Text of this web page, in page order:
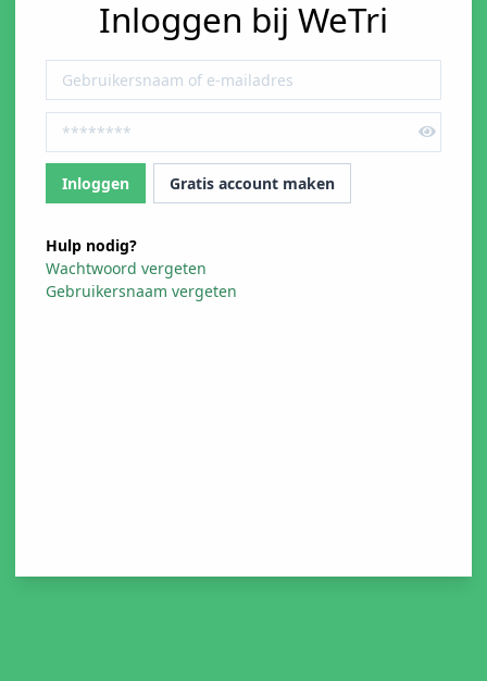
Inloggen bij WeTri
Gratis account maken
Hulp nodig?
Wachtwoord vergeten
Gebruikersnaam vergeten